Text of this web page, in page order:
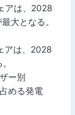
アは、2028
大となる。
アは、2028
ー別
める発電